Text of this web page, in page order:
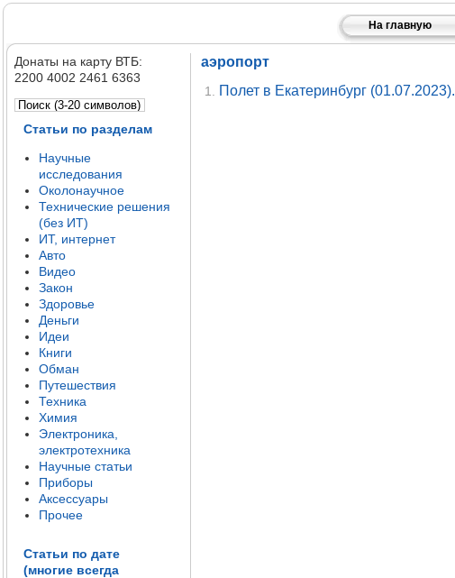
На главную
Донаты на карту ВТБ:
2200 4002 2461 6363
Статьи по разделам
Научные
исследования
Околонаучное
Технические решения
(без ИТ)
ИТ, интернет
Авто
Видео
Закон
Здоровье
Деньги
Идеи
Книги
Обман
Путешествия
Техника
Химия
Электроника,
электротехника
Научные статьи
Приборы
Аксессуары
Прочее
Статьи по дате
(многие всегда
аэропорт
1. Полет в Екатеринбург (01.07.2023).